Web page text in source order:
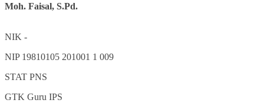
Moh. Faisal, S.Pd.
NIK -
NIP 19810105 201001 1 009
STAT PNS
GTK Guru IPS